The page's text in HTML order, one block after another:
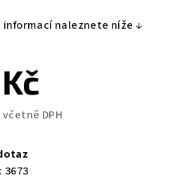
informací naleznete níže ↓
včetně DPH
3673